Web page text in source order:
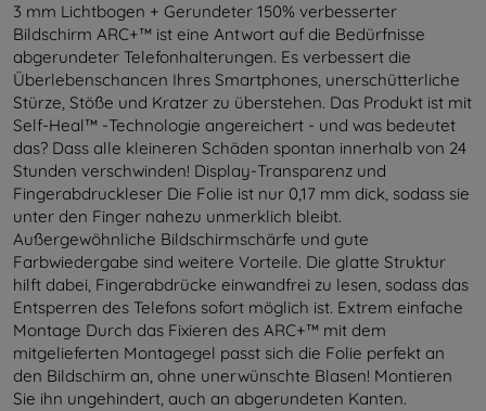
3 mm Lichtbogen + Gerundeter 150% verbesserter
Bildschirm ARC+™ ist eine Antwort auf die Bedürfnisse
abgerundeter Telefonhalterungen. Es verbessert die
Überlebenschancen Ihres Smartphones, unerschütterliche
Stürze, Stöße und Kratzer zu überstehen. Das Produkt ist mit
Self-Heal™ -Technologie angereichert - und was bedeutet
das? Dass alle kleineren Schäden spontan innerhalb von 24
Stunden verschwinden! Display-Transparenz und
Fingerabdruckleser Die Folie ist nur 0,17 mm dick, sodass sie
unter den Finger nahezu unmerklich bleibt.
Außergewöhnliche Bildschirmschärfe und gute
Farbwiedergabe sind weitere Vorteile. Die glatte Struktur
hilft dabei, Fingerabdrücke einwandfrei zu lesen, sodass das
Entsperren des Telefons sofort möglich ist. Extrem einfache
Montage Durch das Fixieren des ARC+™ mit dem
mitgelieferten Montagegel passt sich die Folie perfekt an
den Bildschirm an, ohne unerwünschte Blasen! Montieren
Sie ihn ungehindert, auch an abgerundeten Kanten.